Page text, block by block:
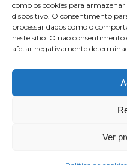
como os cookies para
dispositivo. O consentimento
processar dados como o
neste sítio. O não
afetar negativamente
Ver
© 2026 True
Política de privacidade
Declaração